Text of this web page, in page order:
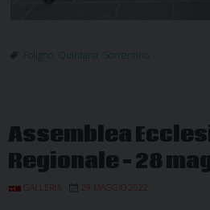
Foligno Quintana Sorrentino
Assemblea
Regionale – 28
GALLERIA 29 MAGGIO 2022